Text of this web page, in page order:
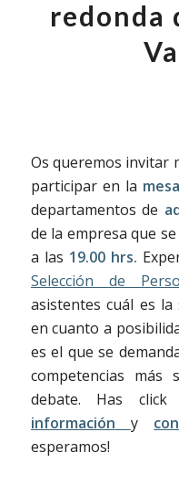
redonda
Os queremos invitar
participar en la
departamentos de
de la empresa que
a las 19.00 hrs.
Selección de
asistentes cuál es
en cuanto a
es el que se
competencias más
debate. Has
información
y
esperamos!